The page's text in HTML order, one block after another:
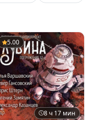
5.00
8 ч 17 мин